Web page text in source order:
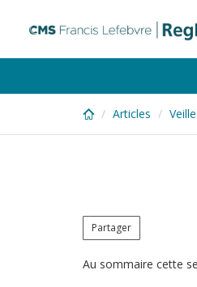
content
Articles
Partager
Au sommaire cette